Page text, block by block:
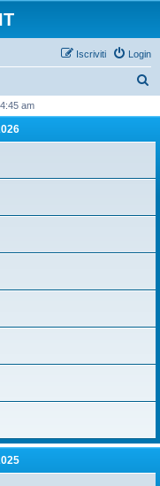
Login
Iscriviti
c
am